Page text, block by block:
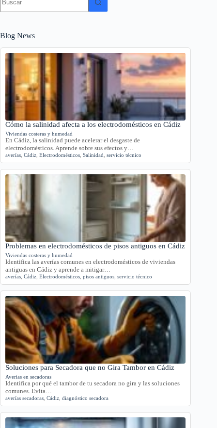
resultados
Blog News
Cómo la salinidad afecta a los electrodomésticos en Cádiz
Viviendas costeras y humedad
En Cádiz, la salinidad puede acelerar el desgaste de
electrodomésticos. Aprende sobre sus efectos y…
averías Cádiz Electrodomésticos Salinidad servicio técnico
Problemas en electrodomésticos de pisos antiguos en Cádiz
Viviendas costeras y humedad
Identifica las averías comunes en electrodomésticos de viviendas
antiguas en Cádiz y aprende a mitigar…
averías Cádiz Electrodomésticos pisos antiguos servicio técnico
Soluciones para Secadora que no Gira Tambor en Cádiz
Averías en secadoras
Identifica por qué el tambor de tu secadora no gira y las soluciones
comunes. Evita…
averías secadoras Cádiz diagnóstico secadora